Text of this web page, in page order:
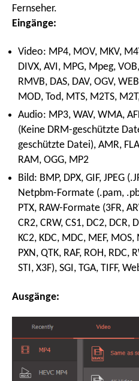
Fernseher.
Eingänge:
Video: MP4, MOV, MKV,
DIVX, AVI, MPG, Mpeg,
RMVB, DAS, DAV, OGV,
MOD, Tod, MTS, M2TS,
Audio: MP3, WAV, WMA,
(Keine DRM-geschützte
geschützte Datei), AMR,
RAM, OGG, MP2
Bild: BMP, DPX, GIF, JPEG
Netpbm-Formate (.pam,
PTX, RAW-Formate (3FR,
CR2, CRW, CS1, DC2, DCR,
KC2, KDC, MDC, MEF, MOS,
PXN, QTK, RAF, ROH, RDC,
STI, X3F), SGI, TGA, TIFF,
Ausgänge: